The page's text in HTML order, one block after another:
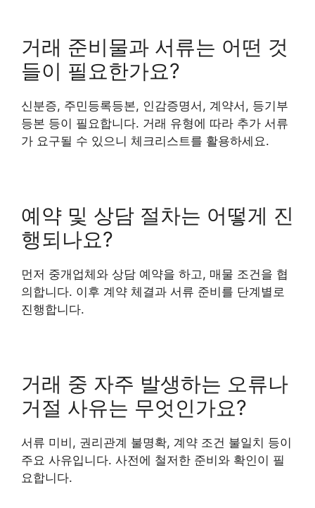
거래 준비물과 서류는 어떤 것
들이 필요한가요?
신분증, 주민등록등본, 인감증명서, 계약서, 등기부
등본 등이 필요합니다. 거래 유형에 따라 추가 서류
가 요구될 수 있으니 체크리스트를 활용하세요.
예약 및 상담 절차는 어떻게 진
행되나요?
먼저 중개업체와 상담 예약을 하고, 매물 조건을 협
의합니다. 이후 계약 체결과 서류 준비를 단계별로
진행합니다.
거래 중 자주 발생하는 오류나
거절 사유는 무엇인가요?
서류 미비, 권리관계 불명확, 계약 조건 불일치 등이
주요 사유입니다. 사전에 철저한 준비와 확인이 필
요합니다.